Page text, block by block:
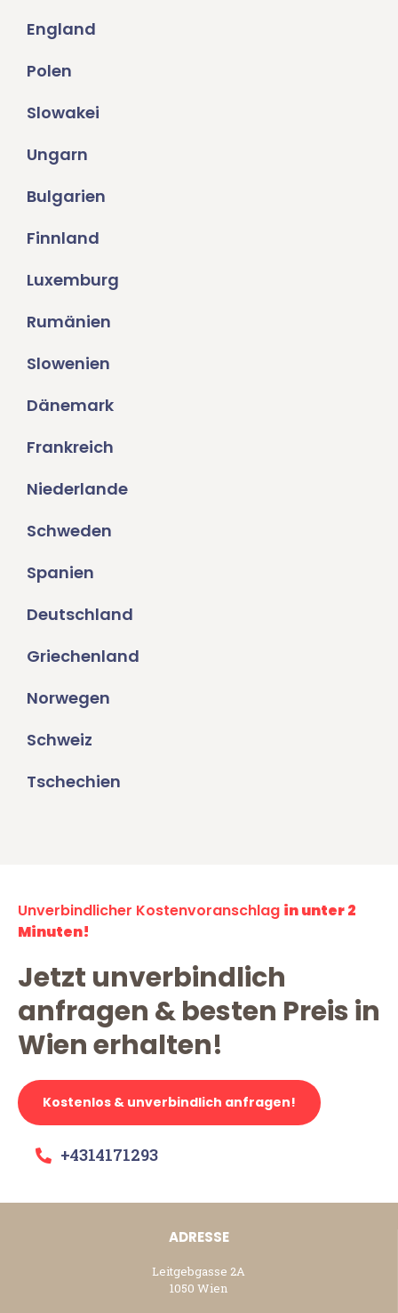
England
Polen
Slowakei
Ungarn
Bulgarien
Finnland
Luxemburg
Rumänien
Slowenien
Dänemark
Frankreich
Niederlande
Schweden
Spanien
Deutschland
Griechenland
Norwegen
Schweiz
Tschechien
Unverbindlicher Kostenvoranschlag in unter 2
Minuten!
Jetzt unverbindlich
anfragen & besten Preis in
Wien erhalten!
Kostenlos & unverbindlich anfragen!
+4314171293
ADRESSE
Leitgebgasse 2A
1050 Wien